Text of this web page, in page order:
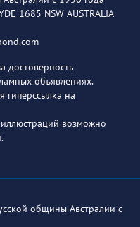
1685 NSW AUSTRALIA
достоверность
объявлениях.
гиперссылка на
возможно
общины Австралии с